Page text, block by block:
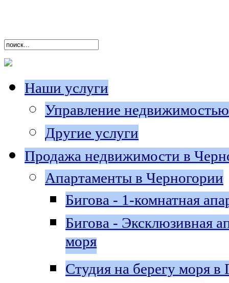
Наши услуги
Управление недвижимостью
Другие услуги
Продажа недвижимости в
Апартаменты в Черногории
Бигова - 1-комнатная
Бигова - Эксклюзивная
моря
Студия на берегу моря в